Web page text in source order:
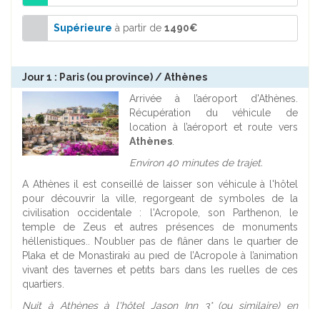
Supérieure à partir de1490€
Jour 1 : Paris (ou province) / Athènes
Arrivée à l’aéroport d'Athènes.
Récupération du véhicule de
location à l’aéroport et route vers
Athènes.
Environ 40 minutes de trajet.
A Athènes il est conseillé de laisser son véhicule à l'hôtel
pour découvrir la ville, regorgeant de symboles de la
civilisation occidentale : l'Acropole, son Parthenon, le
temple de Zeus et autres présences de monuments
héllenistiques.. N’oublıer pas de flâner dans le quartıer de
Plaka et de Monastiraki au pıed de l’Acropole à l’animation
vivant des tavernes et petıts bars dans les ruelles de ces
quartiers.
Nuit à Athènes à l'hôtel Jason Inn 3* (ou similaire) en